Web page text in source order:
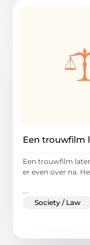
Een trouwfilm
Een trouwfilm
er even over na.
...
Society / Law